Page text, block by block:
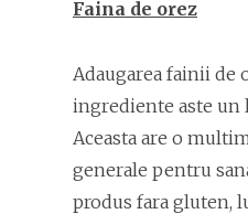
Faina de orez
Adaugarea fainii de
ingrediente aste un
Aceasta are o
generale pentru
produs fara gluten,